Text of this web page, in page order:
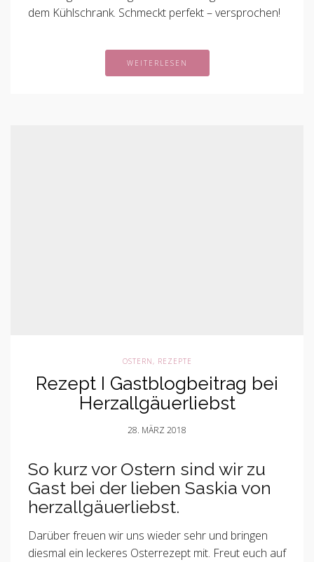
dem Kühlschrank. Schmeckt perfekt – versprochen!
WEITERLESEN
OSTERN, REZEPTE
Rezept I Gastblogbeitrag bei
Herzallgäuerliebst
28. MÄRZ 2018
So kurz vor Ostern sind wir zu
Gast bei der lieben Saskia von
herzallgäuerliebst.
Darüber freuen wir uns wieder sehr und bringen
diesmal ein leckeres Osterrezept mit. Freut euch auf